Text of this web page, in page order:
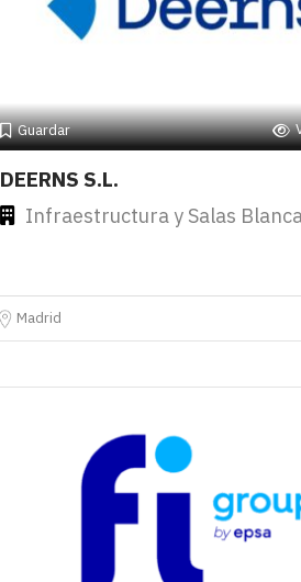
Guardar
DEERNS S.L.
Infraestructura y Salas
Madrid